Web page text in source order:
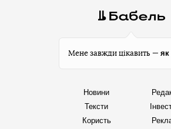
Мене завжди цікавить — як
Новини
Тексти
Користь